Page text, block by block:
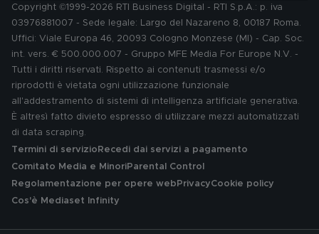
Copyright ©1999-2026 RTI Business Digital - RTI S.p.A.: p. iva
03976881007 - Sede legale: Largo del Nazareno 8, 00187 Roma.
Uffici: Viale Europa 46, 20093 Cologno Monzese (MI) - Cap. Soc.
int. vers. € 500.000.007 - Gruppo MFE Media For Europe N.V. -
Tutti i diritti riservati. Rispetto ai contenuti trasmessi e/o
riprodotti è vietata ogni utilizzazione funzionale
all'addestramento di sistemi di intelligenza artificiale generativa.
È altresì fatto divieto espresso di utilizzare mezzi automatizzati
di data scraping.
Termini di servizio Recedi dai servizi a pagamento
Comitato Media e MinoriParental Control
Regolamentazione per opere web PrivacyCookie policy
Cos'è Mediaset Infinity